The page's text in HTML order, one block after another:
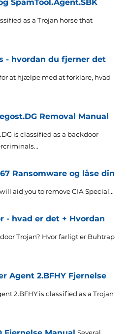
SpamTool.Agent.SBK
as a Trojan horse that
- hvordan du fjerner det
at hjælpe med at forklare, hvad
Removal Manual
is classified as a backdoor
.
Ransomware og låse din
aid you to remove CIA Special...
- hvad er det + Hvordan
Trojan? Hvor farligt er Buhtrap
Agent 2.BFHY Fjernelse
2.BFHY is classified as a Trojan
Several